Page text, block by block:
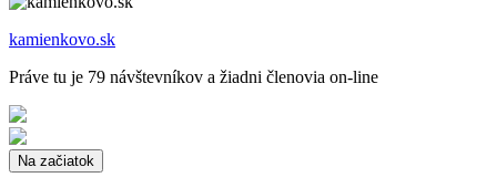
kamienkovo.sk
Práve tu je 79 návštevníkov a žiadni členovia on-line
Na začiatok